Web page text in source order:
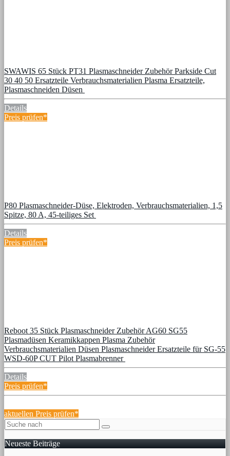
SWAWIS 65 Stück PT31 Plasmaschneider Zubehör Parkside Cut
30 40 50 Ersatzteile Verbrauchsmaterialien Plasma Ersatzteile,
Plasmaschneiden Düsen
Details
Preis prüfen*
P80 Plasmaschneider-Düse, Elektroden, Verbrauchsmaterialien, 1,5
Spitze, 80 A, 45-teiliges Set
Details
Preis prüfen*
Reboot 35 Stück Plasmaschneider Zubehör AG60 SG55
Plasmadüsen Keramikkappen Plasma Zubehör
Verbrauchsmaterialien Düsen Plasmaschneider Ersatzteile für SG-55
WSD-60P CUT Pilot Plasmabrenner
Details
Preis prüfen*
aktuellen Preis prüfen*
Neueste Beiträge